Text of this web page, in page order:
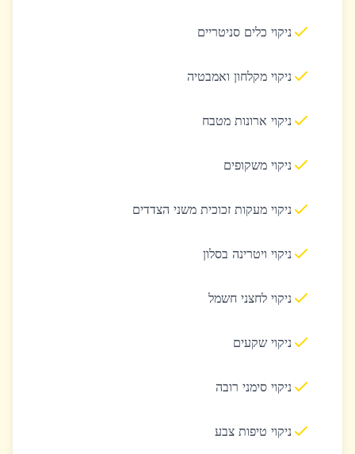
ניקוי כלים סניטריים
ניקוי מקלחון ואמבטיה
ניקוי ארונות מטבח
ניקוי משקופים
ניקוי מעקות זכוכית משני הצדדים
ניקוי ויטרינה בסלון
ניקוי לחצני חשמל
ניקוי שקעים
ניקוי סימני רובה
ניקוי טיפות צבע